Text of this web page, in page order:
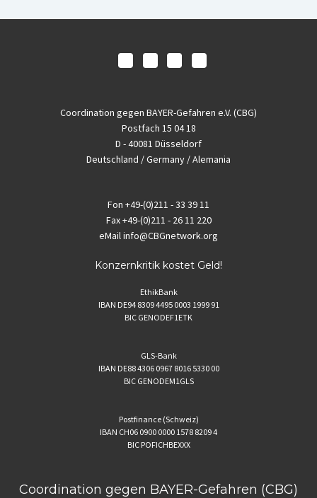
Coordination gegen BAYER-Gefahren e.V. (CBG)
Postfach 15 04 18
D - 40081 Düsseldorf
Deutschland / Germany / Alemania
Fon +49-(0)211 - 33 39 11
Fax+49-(0)211 - 26 11 220
eMailinfo@CBGnetwork.org
Konzernkritik kostet Geld!
EthikBank
IBAN DE94 8309 4495 0003 1999 91
BIC GENODEF1ETK
GLS-Bank
IBAN DE88 4306 0967 8016 5330 00
BIC GENODEM1GLS
Postfinance (Schweiz)
IBAN CH06 0900 0000 1578 8209 4
BIC POFICHBEXXX
Coordination gegen BAYER-Gefahren (CBG)